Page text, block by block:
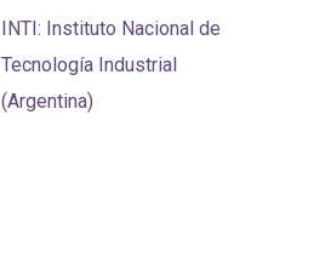
INTI: Instituto Nacional de
Tecnología Industrial
(Argentina)